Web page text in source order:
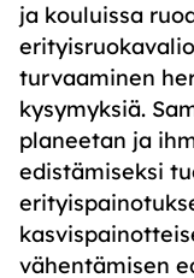
ja kouluissa
turvaaminen
kysymyksiä.
planeetan ja
edistämiseksi
vähentämisen